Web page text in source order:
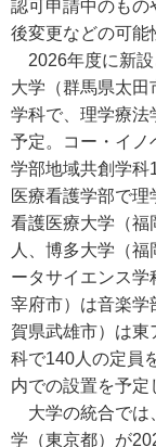
認可申請中のもの
後変更などの可能
2026年度に新設
大学（群馬県太田
学科で、理学療法
予定。コー・イノ
学部地域共創学科
医療看護学部で
看護医療大学（福
人、博多大学（
ータサイエンス
宰府市）は音楽学
賀県武雄市）は東
科で140人の定員
内での設置を予定
大学の統合では
学（東京都）が